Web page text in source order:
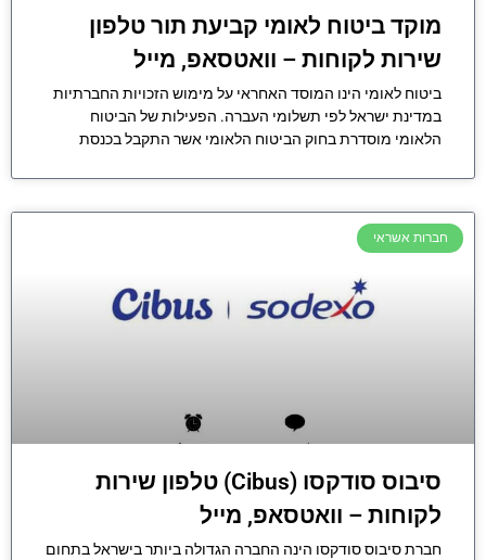
מוקד ביטוח לאומי קביעת תור טלפון
שירות לקוחות – וואטסאפ, מייל
ביטוח לאומי הינו המוסד האחראי על מימוש הזכויות החברתיות
במדינת ישראל לפי תשלומי העברה. הפעילות של הביטוח
הלאומי מוסדרת בחוק הביטוח הלאומי אשר התקבל בכנסת
חברות אשראי
סיבוס סודקסו (Cibus) טלפון שירות
לקוחות – וואטסאפ, מייל
חברת סיבוס סודקסו הינה החברה הגדולה ביותר בישראל בתחום